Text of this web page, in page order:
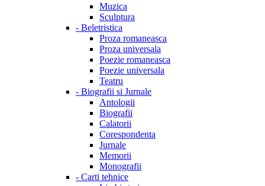
Muzica
Sculptura
- Beletristica
Proza romaneasca
Proza universala
Poezie romaneasca
Poezie universala
Teatru
- Biografii si Jurnale
Antologii
Biografii
Calatorii
Corespondenta
Jurnale
Memorii
Monografii
- Carti tehnice